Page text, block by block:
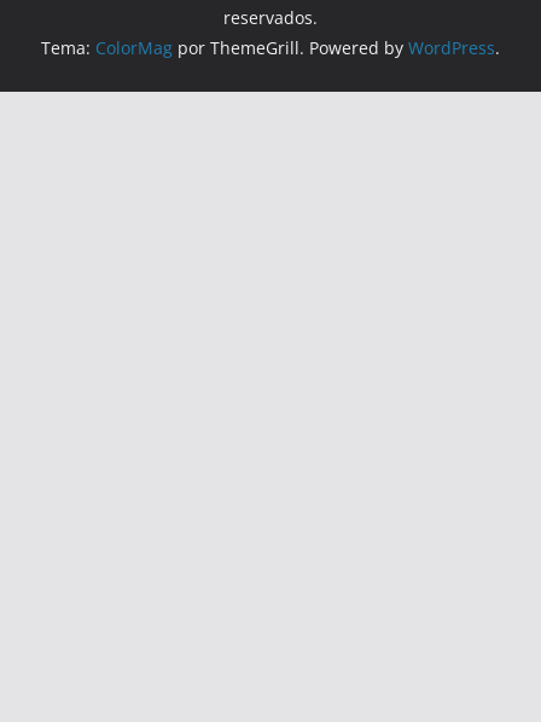
reservados.
Tema: ColorMag por ThemeGrill. Powered by WordPress.